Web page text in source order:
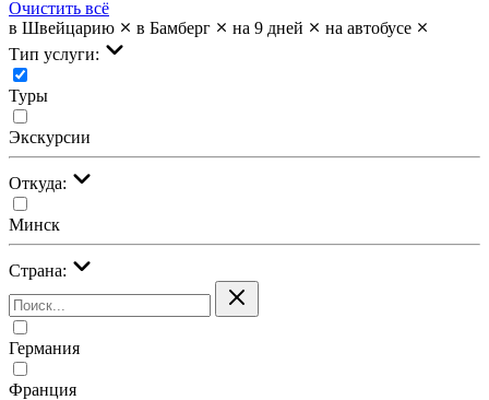
Очистить всё
в Швейцарию
в Бамберг на 9 дней
на автобусе
Тип услуги:
Туры
Экскурсии
Откуда:
Минск
Страна:
Германия
Франция